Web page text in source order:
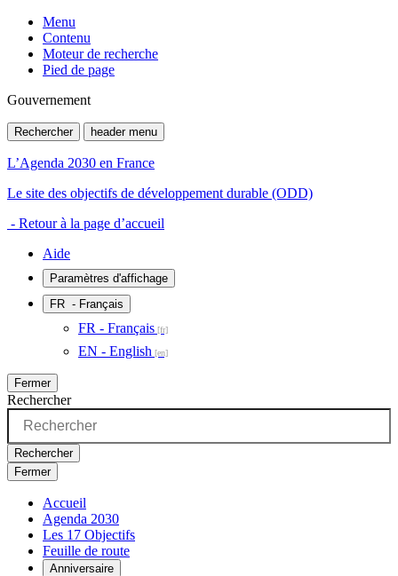
Menu
Contenu
Moteur de recherche
Pied de page
Gouvernement
Rechercher header menu
L’Agenda 2030 en France
Le site des objectifs de développement durable (ODD)
- Retour à la page d’accueil
Aide
Paramètres d'affichage
FR - Français
FR - Français
EN - English
Fermer
Rechercher
Rechercher
Fermer
Accueil
Agenda 2030
Les 17 Objectifs
Feuille de route
Anniversaire